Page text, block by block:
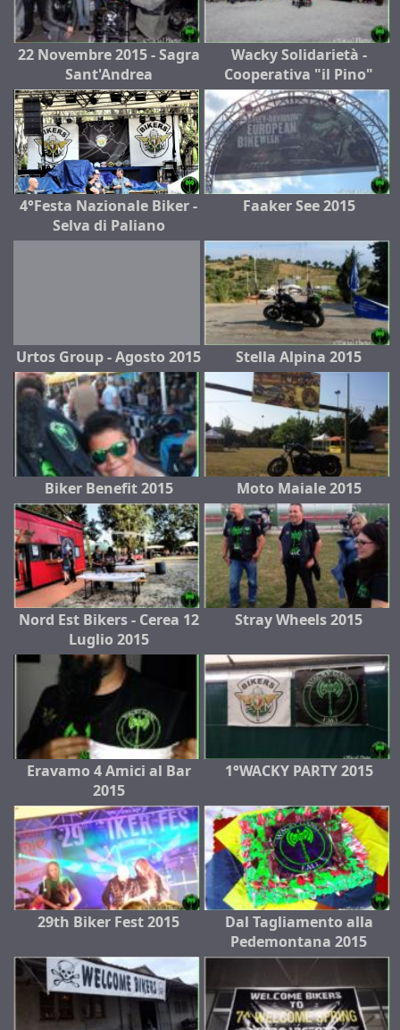
22 Novembre 2015 - Sagra
Sant'Andrea
Wacky Solidarietà -
Cooperativa "il Pino"
4°Festa Nazionale Biker -
Selva di Paliano
Faaker See 2015
Urtos Group - Agosto 2015 Stella Alpina 2015
Biker Benefit 2015 Moto Maiale 2015
Nord Est Bikers - Cerea 12
Luglio 2015
Stray Wheels 2015
Eravamo 4 Amici al Bar
2015
1°WACKY PARTY 2015
29th Biker Fest 2015
Dal Tagliamento alla
Pedemontana 2015